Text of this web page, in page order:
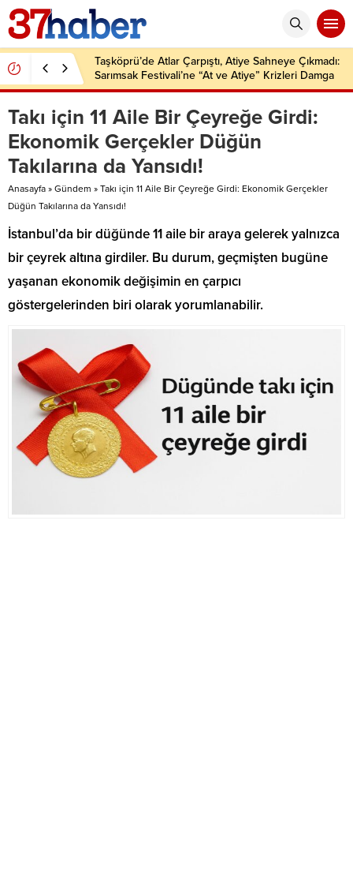
Taşköprü’de Atlar Çarpıştı, Atiye Sahneye Çıkmadı:
Sarımsak Festivali’ne “At ve Atiye” Krizleri Damga
Vurdu!
Takı için 11 Aile Bir Çeyreğe Girdi:
Ekonomik Gerçekler Düğün
Takılarına da Yansıdı!
Anasayfa » Gündem » Takı için 11 Aile Bir Çeyreğe Girdi: Ekonomik Gerçekler
Düğün Takılarına da Yansıdı!
İstanbul’da bir düğünde 11 aile bir araya gelerek yalnızca
bir çeyrek altına girdiler. Bu durum, geçmişten bugüne
yaşanan ekonomik değişimin en çarpıcı
göstergelerinden biri olarak yorumlanabilir.